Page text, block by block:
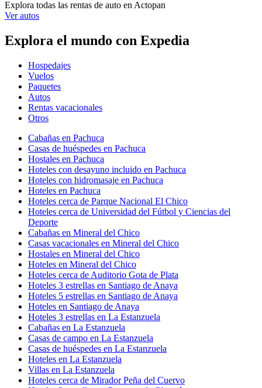
Explora todas las rentas de auto en Actopan
Ver autos
Explora el mundo con Expedia
Hospedajes
Vuelos
Paquetes
Autos
Rentas vacacionales
Otros
Cabañas en Pachuca
Casas de huéspedes en Pachuca
Hostales en Pachuca
Hoteles con desayuno incluido en Pachuca
Hoteles con hidromasaje en Pachuca
Hoteles en Pachuca
Hoteles cerca de Parque Nacional El Chico
Hoteles cerca de Universidad del Fútbol y Ciencias del
Deporte
Cabañas en Mineral del Chico
Casas vacacionales en Mineral del Chico
Hostales en Mineral del Chico
Hoteles en Mineral del Chico
Hoteles cerca de Auditorio Gota de Plata
Hoteles 3 estrellas en Santiago de Anaya
Hoteles 5 estrellas en Santiago de Anaya
Hoteles en Santiago de Anaya
Hoteles 3 estrellas en La Estanzuela
Cabañas en La Estanzuela
Casas de campo en La Estanzuela
Casas de huéspedes en La Estanzuela
Hoteles en La Estanzuela
Villas en La Estanzuela
Hoteles cerca de Mirador Peña del Cuervo